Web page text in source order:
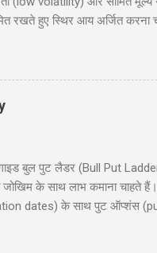
रखते हुए स्थिर आय अर्जित
के चार परिदृश्य
हों या अनुभवी ट्रेडर, यह
बुल पुट लैडर (Bull Put
जोखिम के साथ लाभ कमाना
dates) के साथ पुट ऑप्शंस
हमारा उद्देश्य आपको इस